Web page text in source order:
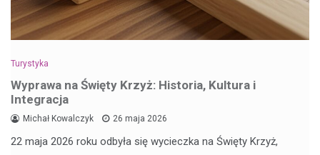
Turystyka
Wyprawa na Święty Krzyż: Historia, Kultura i
Integracja
Michał Kowalczyk 26 maja 2026
22 maja 2026 roku odbyła się wycieczka na Święty Krzyż,